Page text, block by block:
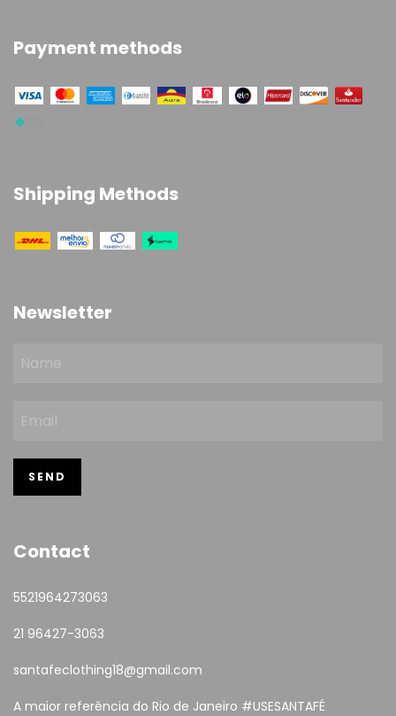
Payment methods
Shipping Methods
Newsletter
Contact
5521964273063
21 96427-3063
santafeclothing18@gmail.com
A maior referência do Rio de Janeiro #USESANTAFÉ